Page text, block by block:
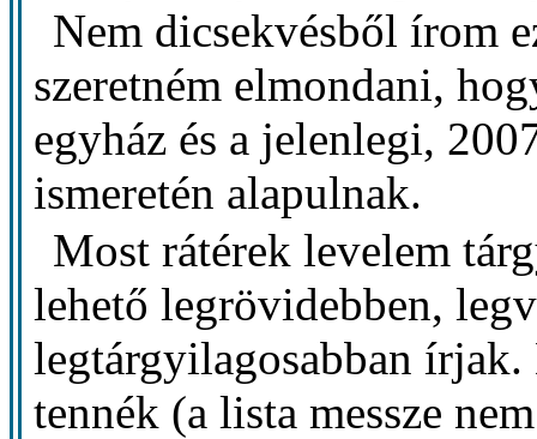
Nem dicsekvésből írom
szeretném elmondani,
egyház és a jelenlegi,
ismeretén alapulnak.
Most rátérek levelem
lehető legrövidebben,
legtárgyilagosabban
tennék (a lista messze